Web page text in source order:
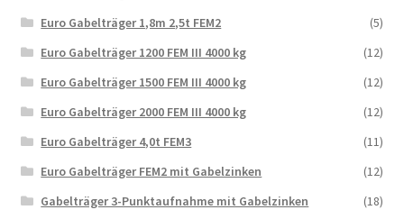
Euro Gabelträger 1,8m 2,5t FEM2
(5)
Euro Gabelträger 1200 FEM III 4000 kg
(12)
Euro Gabelträger 1500 FEM III 4000 kg
(12)
Euro Gabelträger 2000 FEM III 4000 kg
(12)
Euro Gabelträger 4,0t FEM3
(11)
Euro Gabelträger FEM2 mit Gabelzinken
(12)
Gabelträger 3-Punktaufnahme mit Gabelzinken
(18)